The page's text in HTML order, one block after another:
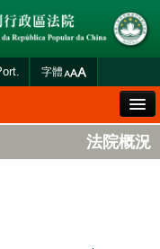
字體
法院概況